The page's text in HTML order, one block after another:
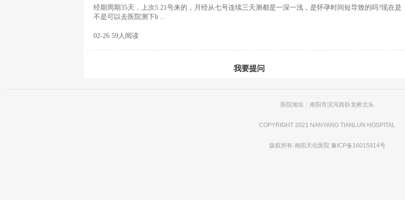
经期周期35天，上次5.21号来的，月经从七号连续三天测都是一深一浅，是怀孕时间短导致的吗?现在是
不是可以去医院测下h ...
02-26 59人阅读
我要提问
医院地址：南阳市滨河路卧龙桥北头
COPYRIGHT 2021 NANYANG TIANLUN HOSPITAL
版权所有·南阳天伦医院 豫ICP备16015914号